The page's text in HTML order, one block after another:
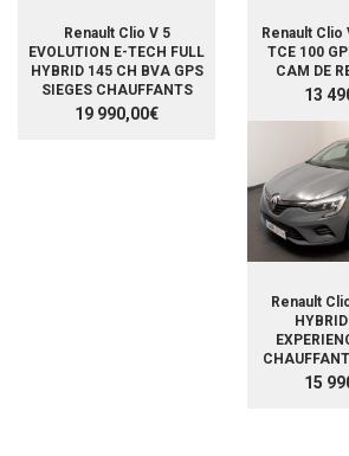
Renault Clio V 5
EVOLUTION E-TECH FULL
HYBRID 145 CH BVA GPS
SIEGES CHAUFFANTS
19 990,00€
Renault Clio
TCE 100
CAM DE
13
Renault
15